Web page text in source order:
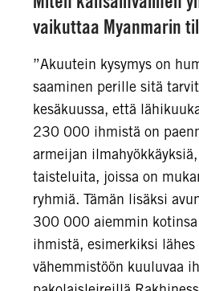
vaikuttaa Myanmarin
”Akuutein kysymys on
saaminen perille sitä
kesäkuussa, että
230 000 ihmistä on
armeijan
taisteluita, joissa on
ryhmiä. Tämän lisäksi
300 000 aiemmin
ihmistä, esimerkiksi
vähemmistöön kuuluvaa